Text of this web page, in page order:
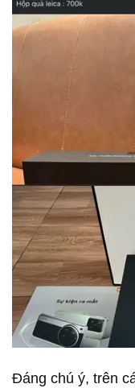
Đáng chú ý, trên